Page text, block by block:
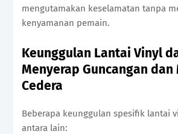
mengutamakan keselamatan tanpa
kenyamanan pemain.
Keunggulan Lantai Vinyl
Menyerap Guncangan dan
Cedera
Beberapa keunggulan spesifik lantai
antara lain: